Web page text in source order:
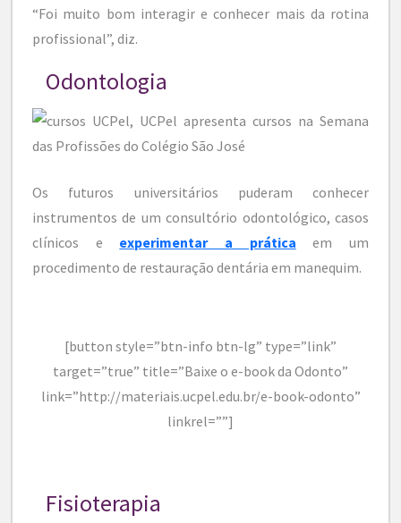
“Foi muito bom interagir e conhecer mais da rotina
profissional”, diz.
Odontologia
Os futuros universitários puderam conhecer
instrumentos de um consultório odontológico, casos
clínicos e experimentar a prática em um
procedimento de restauração dentária em manequim.
[button style=”btn-info btn-lg” type=”link”
target=”true” title=”Baixe o e-book da Odonto”
link=”http://materiais.ucpel.edu.br/e-book-odonto”
linkrel=””]
Fisioterapia